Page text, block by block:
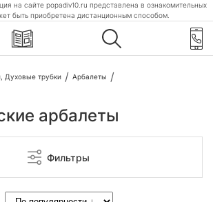
на сайте popadiv10.ru представлена в ознакомительных
быть приобретена дистанционным способом.
Духовые трубки
Арбалеты
арбалеты
Фильтры